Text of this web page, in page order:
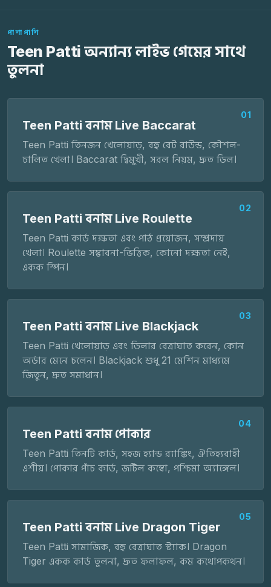
পাশাপাশি
Teen Patti অন্যান্য লাইভ গেমের সাথে
তুলনা
01
Teen Patti বনাম Live Baccarat
Teen Patti তিনজন খেলোয়াড়, বহু বেট রাউন্ড, কৌশল-
চালিত খেলা। Baccarat দ্বিমুখী, সরল নিয়ম, দ্রুত ডিল।
02
Teen Patti বনাম Live Roulette
Teen Patti কার্ড দক্ষতা এবং পাঠ প্রয়োজন, সম্প্রদায়
খেলা। Roulette সম্ভাবনা-ভিত্তিক, কোনো দক্ষতা নেই,
একক স্পিন।
03
Teen Patti বনাম Live Blackjack
Teen Patti খেলোয়াড় এবং ডিলার বেত্রাঘাত করেন, কোন
অর্ডার মেনে চলেন। Blackjack শুধু 21 মেশিন মাধ্যমে
জিতুন, দ্রুত সমাধান।
04
Teen Patti বনাম পোকার
Teen Patti তিনটি কার্ড, সহজ হ্যান্ড র‍্যাঙ্কিং, ঐতিহ্যবাহী
এশীয়। পোকার পাঁচ কার্ড, জটিল কম্বো, পশ্চিমা অ্যাঙ্গেল।
05
Teen Patti বনাম Live Dragon Tiger
Teen Patti সামাজিক, বহু বেত্রাঘাত স্ট্যাক। Dragon
Tiger একক কার্ড তুলনা, দ্রুত ফলাফল, কম কথোপকথন।